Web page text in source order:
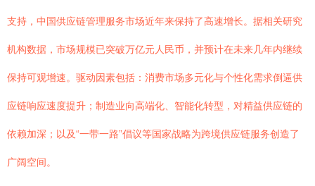
支持，中国供应链管理服务市场近年来保持了高速增长。据相关研究
机构数据，市场规模已突破万亿元人民币，并预计在未来几年内继续
保持可观增速。驱动因素包括：消费市场多元化与个性化需求倒逼供
应链响应速度提升；制造业向高端化、智能化转型，对精益供应链的
依赖加深；以及“一带一路”倡议等国家战略为跨境供应链服务创造了
广阔空间。